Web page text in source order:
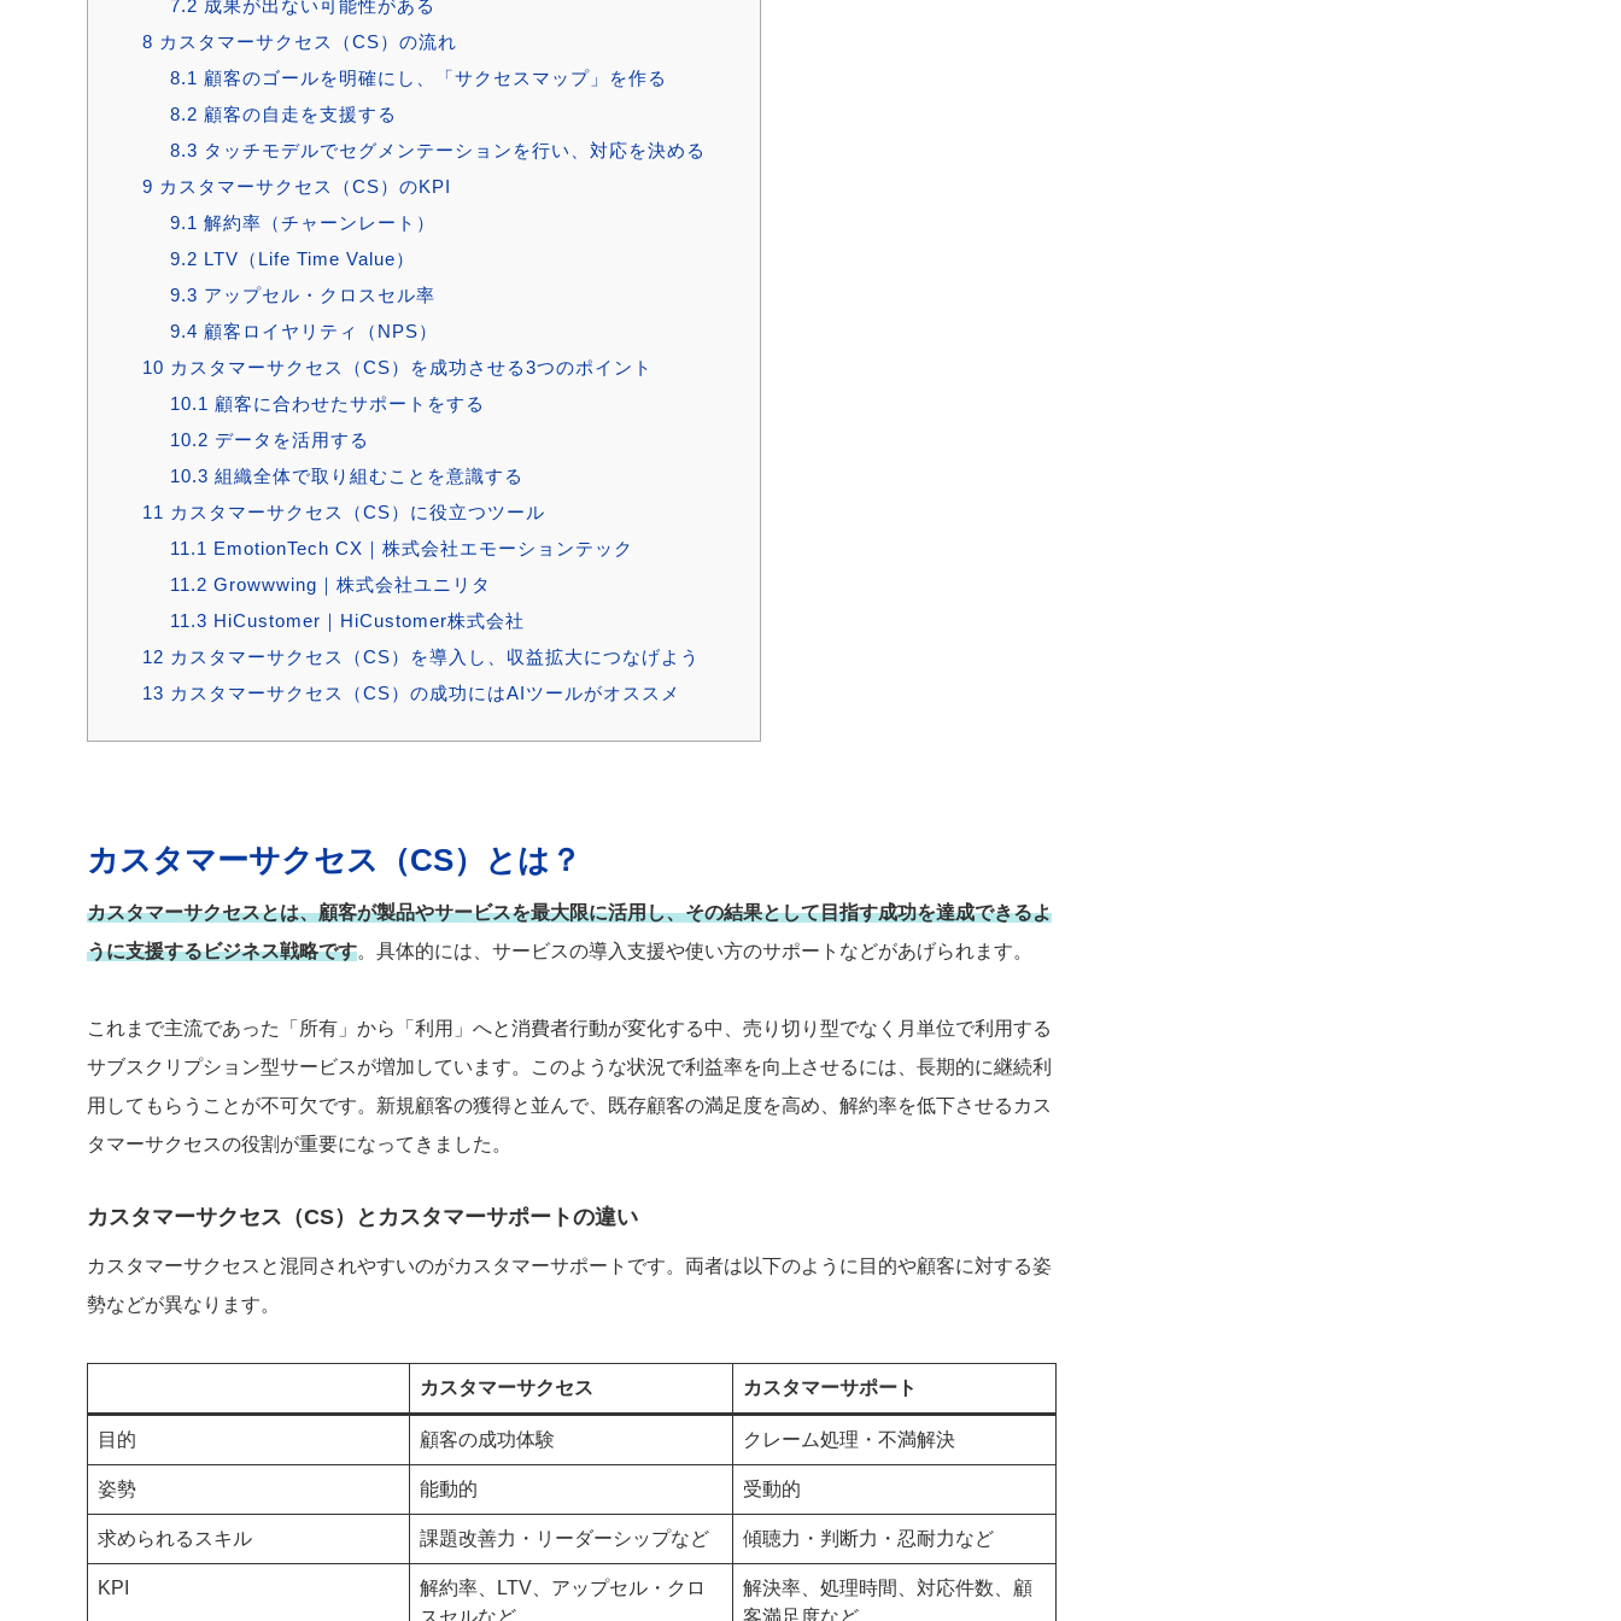
7.2 成果が出ない可能性がある
8 カスタマーサクセス（CS）の流れ
8.1 顧客のゴールを明確にし、「サクセスマップ」を作る
8.2 顧客の自走を支援する
8.3 タッチモデルでセグメンテーションを行い、対応を決める
9 カスタマーサクセス（CS）のKPI
9.1 解約率（チャーンレート）
9.2 LTV（Life Time Value）
9.3 アップセル・クロスセル率
9.4 顧客ロイヤリティ（NPS）
10 カスタマーサクセス（CS）を成功させる3つのポイント
10.1 顧客に合わせたサポートをする
10.2 データを活用する
10.3 組織全体で取り組むことを意識する
11 カスタマーサクセス（CS）に役立つツール
11.1 EmotionTech CX｜株式会社エモーションテック
11.2 Growwwing｜株式会社ユニリタ
11.3 HiCustomer｜HiCustomer株式会社
12 カスタマーサクセス（CS）を導入し、収益拡大につなげよう
13 カスタマーサクセス（CS）の成功にはAIツールがオススメ
カスタマーサクセス（CS）とは？
カスタマーサクセスとは、顧客が製品やサービスを最大限に活用し、その結果として目指す成功を達成できるよ
うに支援するビジネス戦略です。具体的には、サービスの導入支援や使い方のサポートなどがあげられます。
これまで主流であった「所有」から「利用」へと消費者行動が変化する中、売り切り型でなく月単位で利用する
サブスクリプション型サービスが増加しています。このような状況で利益率を向上させるには、長期的に継続利
用してもらうことが不可欠です。新規顧客の獲得と並んで、既存顧客の満足度を高め、解約率を低下させるカス
タマーサクセスの役割が重要になってきました。
カスタマーサクセス（CS）とカスタマーサポートの違い
カスタマーサクセスと混同されやすいのがカスタマーサポートです。両者は以下のように目的や顧客に対する姿
勢などが異なります。
カスタマーサクセス カスタマーサポート
目的 顧客の成功体験 クレーム処理・不満解決
姿勢 能動的 受動的
求められるスキル 課題改善力・リーダーシップなど 傾聴力・判断力・忍耐力など
KPI
解約率、LTV、アップセル・クロ
解決率、処理時間、対応件数、顧